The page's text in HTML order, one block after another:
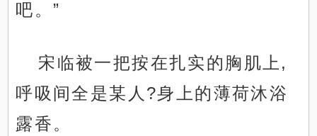
吧。”
宋临被一把按在扎实的胸肌上,
呼吸间全是某人?身上的薄荷沐浴
露香。